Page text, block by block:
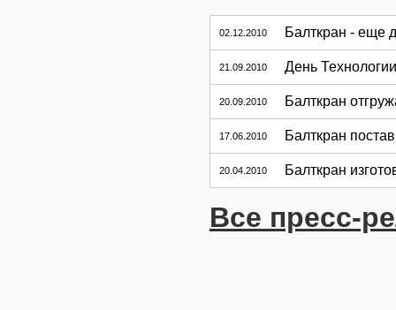
02.12.2010 Балткран - еще
21.09.2010 День
20.09.2010 Балткран
17.06.2010 Балткран
20.04.2010 Балткран
Все пресс-